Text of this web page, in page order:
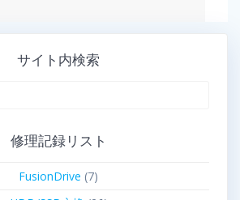
サイト内検索
修理記録リスト
FusionDrive (7)